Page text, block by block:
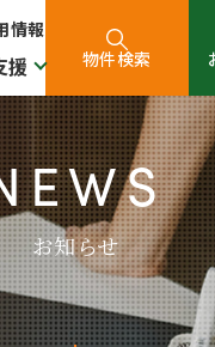
情報
援 物件検索
お知らせ